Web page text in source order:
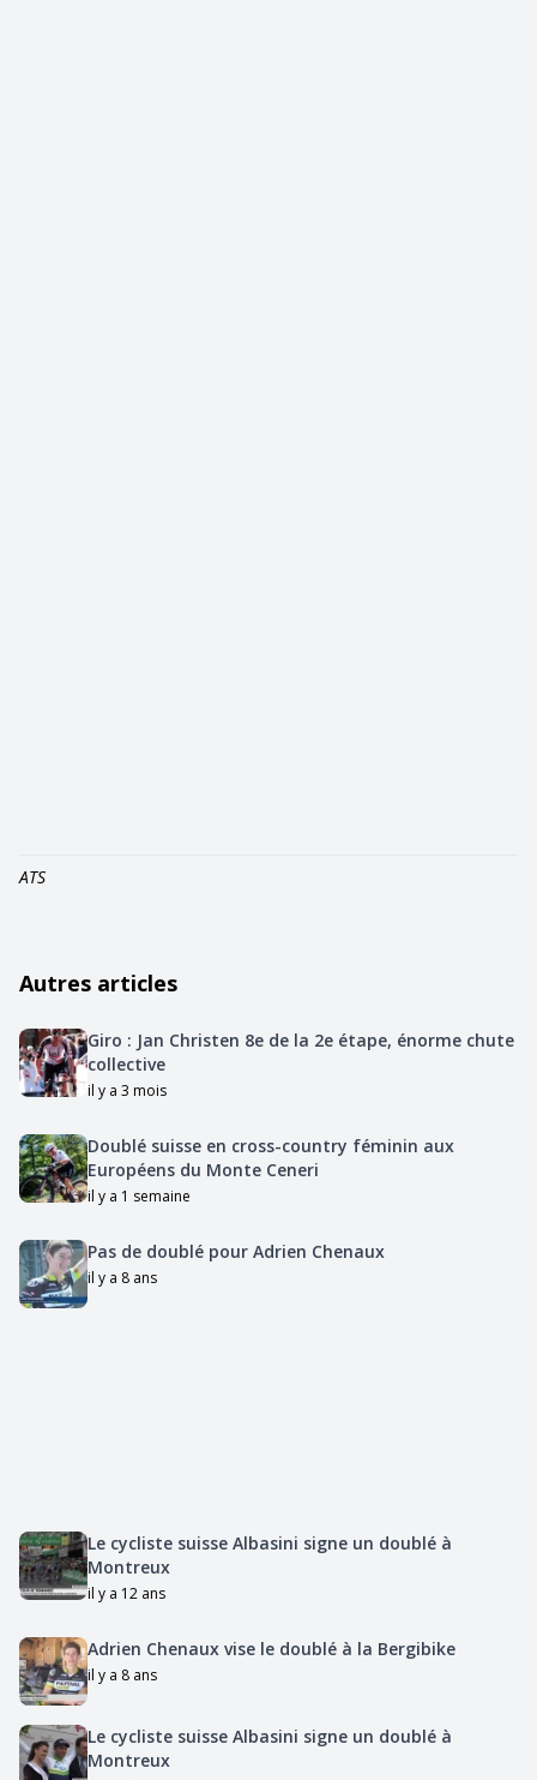
ATS
Autres articles
Giro : Jan Christen 8e de la 2e étape, énorme chute
collective
il y a 3 mois
Doublé suisse en cross-country féminin aux
Européens du Monte Ceneri
il y a 1 semaine
Pas de doublé pour Adrien Chenaux
il y a 8 ans
Le cycliste suisse Albasini signe un doublé à
Montreux
il y a 12 ans
Adrien Chenaux vise le doublé à la Bergibike
il y a 8 ans
Le cycliste suisse Albasini signe un doublé à
Montreux